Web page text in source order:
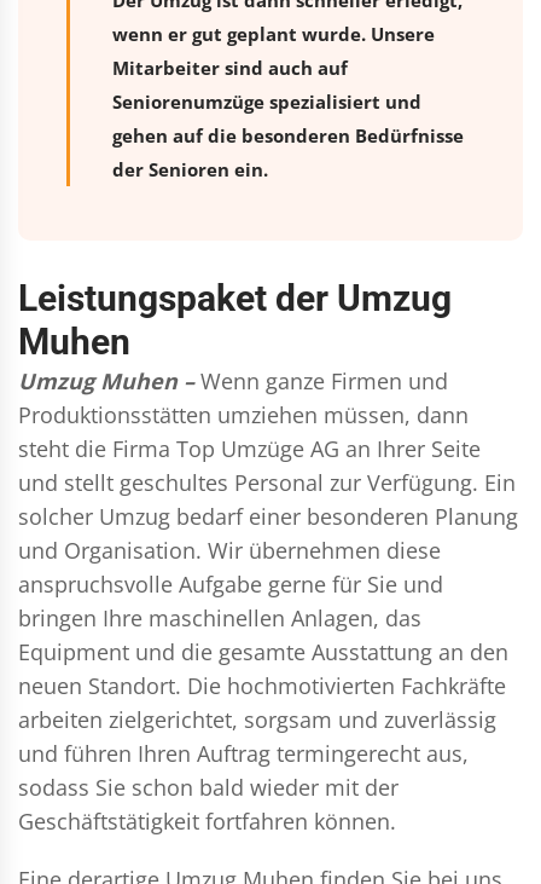
wenn er gut geplant wurde. Unsere
Mitarbeiter sind auch auf
Seniorenumzüge spezialisiert und
gehen auf die besonderen Bedürfnisse
der Senioren ein.
Leistungspaket der Umzug
Muhen
Umzug Muhen – Wenn ganze Firmen und
Produktionsstätten umziehen müssen, dann
steht die Firma Top Umzüge AG an Ihrer Seite
und stellt geschultes Personal zur Verfügung. Ein
solcher Umzug bedarf einer besonderen Planung
und Organisation. Wir übernehmen diese
anspruchsvolle Aufgabe gerne für Sie und
bringen Ihre maschinellen Anlagen, das
Equipment und die gesamte Ausstattung an den
neuen Standort. Die hochmotivierten Fachkräfte
arbeiten zielgerichtet, sorgsam und zuverlässig
und führen Ihren Auftrag termingerecht aus,
sodass Sie schon bald wieder mit der
Geschäftstätigkeit fortfahren können.